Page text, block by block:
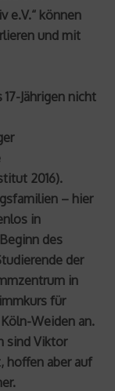
e.V.“ können
und mit
Jährigen nicht
2016).
– hier
in
des
der
in
für
Weiden an.
sind Viktor
hoffen aber auf